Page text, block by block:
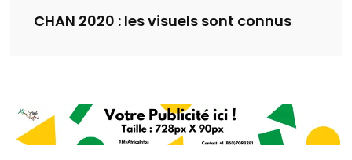
CHAN 2020 : les visuels sont connus